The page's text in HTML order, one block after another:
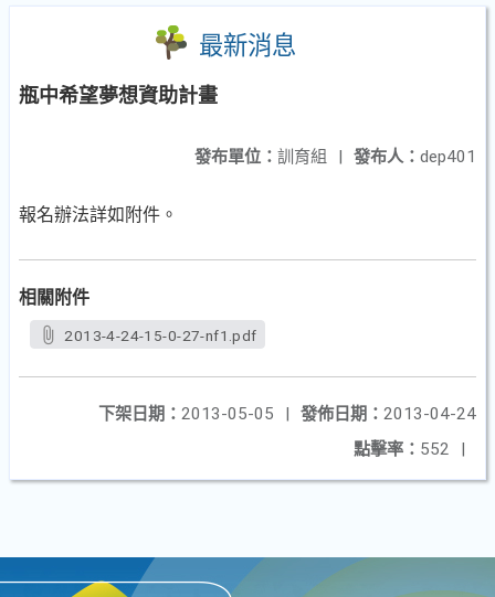
最新消息
瓶中希望夢想資助計畫
發布人： dep401
發布單位： 訓育組 |
報名辦法詳如附件。
相關附件
2013-4-24-15-0-27-nf1.pdf
發佈日期： 2013-04-24
下架日期： 2013-05-05
|
點擊率： 552 |